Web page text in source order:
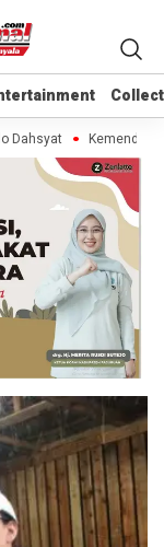
Dahsyat Kemendag